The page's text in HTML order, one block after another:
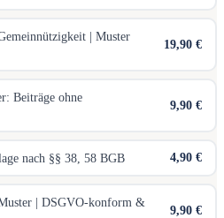
| Muster
19,90 €
Beiträge ohne
9,90 €
nach §§ 38, 58 BGB 4,90 €
| DSGVO-konform &
9,90 €